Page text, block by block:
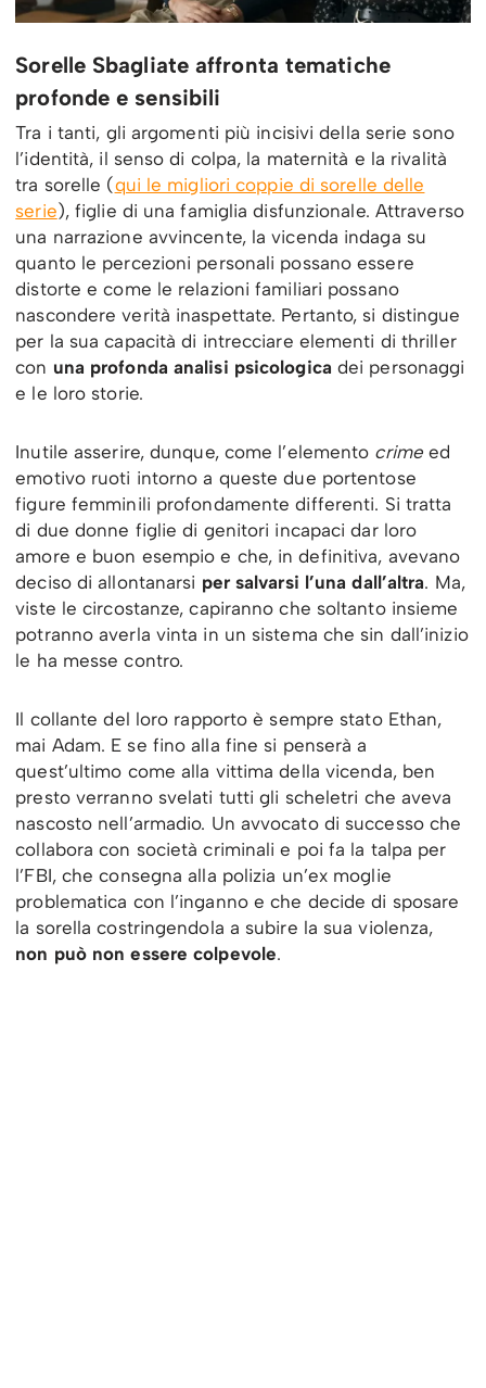
Sorelle Sbagliate affronta tematiche
profonde e sensibili
Tra i tanti, gli argomenti più incisivi della serie sono
l’identità, il senso di colpa, la maternità e la rivalità
tra sorelle (qui le migliori coppie di sorelle delle
serie), figlie di una famiglia disfunzionale. Attraverso
una narrazione avvincente, la vicenda indaga su
quanto le percezioni personali possano essere
distorte e come le relazioni familiari possano
nascondere verità inaspettate. Pertanto, si distingue
per la sua capacità di intrecciare elementi di thriller
con una profonda analisi psicologica dei personaggi
e le loro storie.
Inutile asserire, dunque, come l’elemento crimeed
emotivo ruoti intorno a queste due portentose
figure femminili profondamente differenti. Si tratta
di due donne figlie di genitori incapaci dar loro
amore e buon esempio e che, in definitiva, avevano
deciso di allontanarsi per salvarsi l’una dall’altra. Ma,
viste le circostanze, capiranno che soltanto insieme
potranno averla vinta in un sistema che sin dall’inizio
le ha messe contro.
Il collante del loro rapporto è sempre stato Ethan,
mai Adam. E se fino alla fine si penserà a
quest’ultimo come alla vittima della vicenda, ben
presto verranno svelati tutti gli scheletri che aveva
nascosto nell’armadio. Un avvocato di successo che
collabora con società criminali e poi fa la talpa per
l’FBI, che consegna alla polizia un’ex moglie
problematica con l’inganno e che decide di sposare
la sorella costringendola a subire la sua violenza,
non può non essere colpevole.